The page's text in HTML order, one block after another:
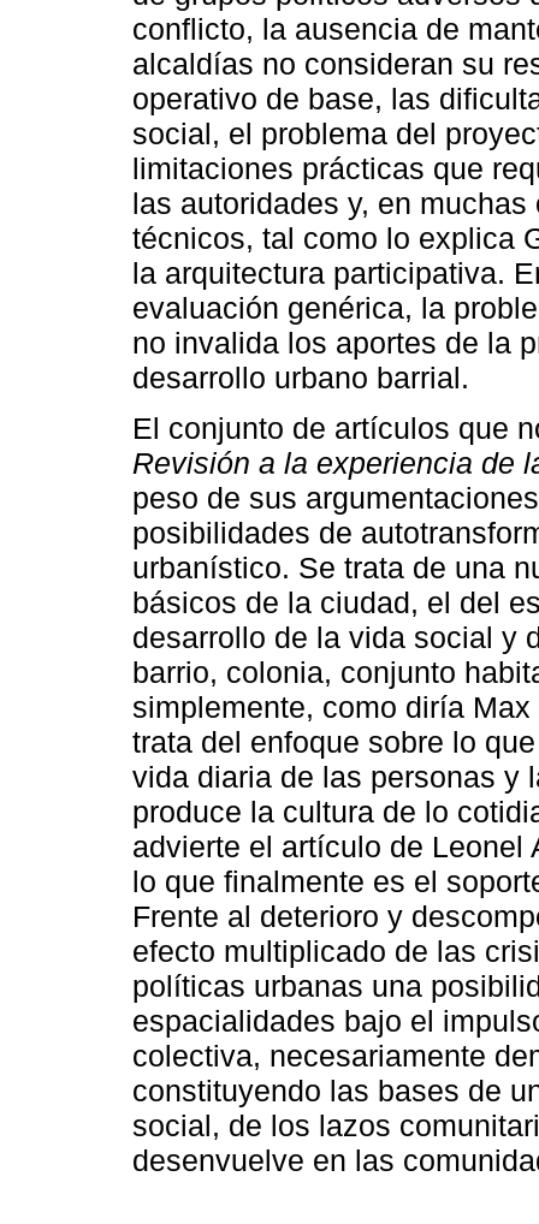
conflicto, la ausencia de
alcaldías no consideran su
operativo de base, las
social, el problema del
limitaciones prácticas que
las autoridades y, en
técnicos, tal como lo explica
la arquitectura participativa.
evaluación genérica, la
no invalida los aportes de la
desarrollo urbano barrial.
El conjunto de artículos que
Revisión a la experiencia de
peso de sus
posibilidades de
urbanístico. Se trata de una
básicos de la ciudad, el del
desarrollo de la vida social y
barrio, colonia, conjunto
simplemente, como diría
trata del enfoque sobre lo
vida diaria de las personas y
produce la cultura de lo
advierte el artículo de
lo que finalmente es el
Frente al deterioro y
efecto multiplicado de las
políticas urbanas una
espacialidades bajo el
colectiva, necesariamente
constituyendo las bases de
social, de los lazos
desenvuelve en las